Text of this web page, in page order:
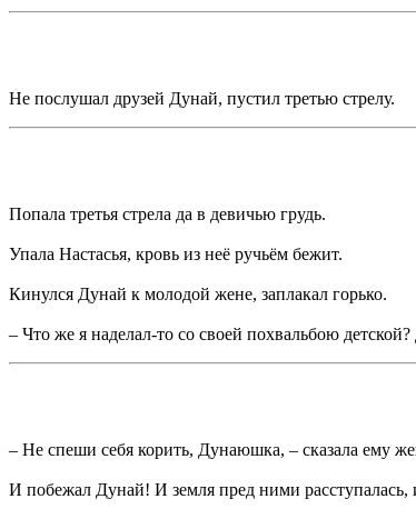
Не послушал друзей Дунай, пустил третью стрелу.
Попала третья стрела да в девичью грудь.
Упала Настасья, кровь из неё ручьём бежит.
Кинулся Дунай к молодой жене, заплакал горько.
– Что же я наделал-то со своей похвальбою
– Не спеши себя корить, Дунаюшка, – сказала ему
И побежал Дунай! И земля пред ними расступалась,